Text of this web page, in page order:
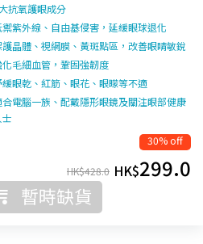
抗氧護眼成分
禦紫外線、自由基侵害，延緩眼球退化
護晶體、視網膜、黃斑點區，改善眼睛敏銳
化毛細血管，鞏固強韌度
緩眼乾、紅筋、眼花、眼矇等不適
合電腦一族、配戴隱形眼鏡及關注眼部健康
士
30% off
HK$428.0 HK$299.0
暫時缺貨